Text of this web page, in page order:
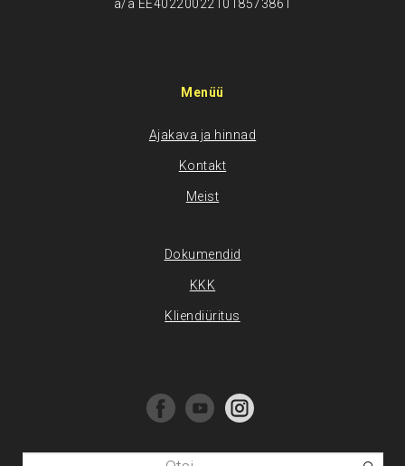
a/a EE402200221018573861
Menüü
Ajakava ja hinnad
Kontakt
Meist
Dokumendid
KKK
Kliendiüritus